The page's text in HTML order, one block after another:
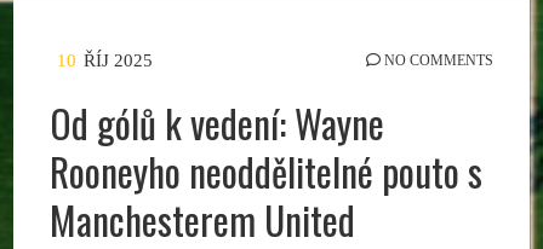
10 ŘÍJ 2025 NO COMMENTS
Od gólů k vedení: Wayne
Rooneyho neoddělitelné pouto s
Manchesterem United